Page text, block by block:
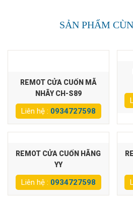
SẢN PHẨM
REMOT CỬA CUỐN MÃ
NHÃY CH-S89
Liên hệ : 0934727598
REMOT CỬA CUỐN HÃNG
YY
Liên hệ : 0934727598